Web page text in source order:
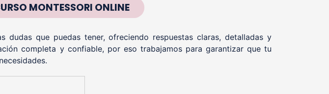
MONTESSORI ONLINE
dudas que puedas tener, ofreciendo respuestas claras, detalladas y
completa y confiable, por eso trabajamos para garantizar que tu